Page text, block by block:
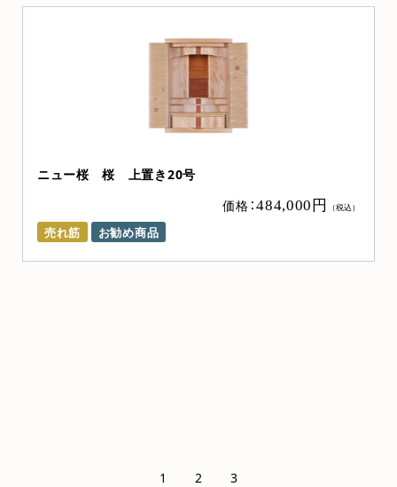
ニュー桜 桜 上置き20号
価格：484,000円 （税込）
売れ筋 お勧め商品
1 2 3